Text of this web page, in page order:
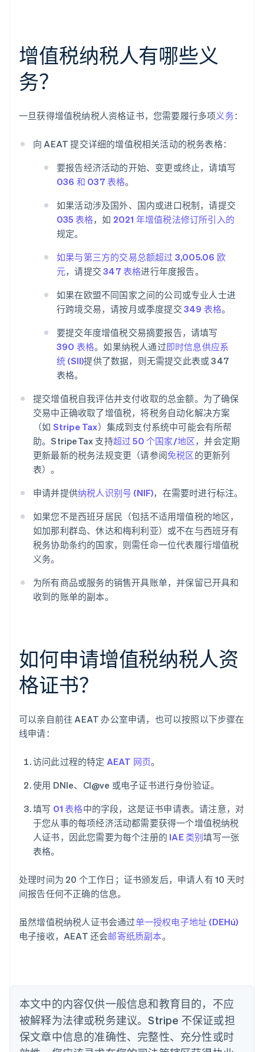
增值税纳税人有哪些义
务？
一旦获得增值税纳税人资格证书，您需要履行多项义务：
向 AEAT 提交详细的增值税相关活动的税务表格：
要报告经济活动的开始、变更或终止，请填写
036 和 037 表格。
如果活动涉及国外、国内或进口税制，请提交
035 表格，如 2021 年增值税法修订所引入的
规定。
如果与第三方的交易总额超过 3,005.06 欧
元，请提交347 表格进行年度报告。
如果在欧盟不同国家之间的公司或专业人士进
行跨境交易，请按月或季度提交 349 表格。
要提交年度增值税交易摘要报告，请填写
390 表格。如果纳税人通过即时信息供应系
统 (SII)提供了数据，则无需提交此表或 347
表格。
提交增值税自我评估并支付收取的总金额。为了确保
交易中正确收取了增值税，将税务自动化解决方案
（如 Stripe Tax）集成到支付系统中可能会有所帮
助。StripeTax 支持超过 50 个国家/地区，并会定期
更新最新的税务法规变更（请参阅免税区的更新列
表）。
申请并提供纳税人识别号 (NIF)，在需要时进行标注。
如果您不是西班牙居民（包括不适用增值税的地区，
如加那利群岛、休达和梅利利亚）或不在与西班牙有
税务协助条约的国家，则需任命一位代表履行增值税
义务。
为所有商品或服务的销售开具账单，并保留已开具和
收到的账单的副本。
如何申请增值税纳税人资
格证书？
可以亲自前往 AEAT 办公室申请，也可以按照以下步骤在
线申请：
访问此过程的特定 AEAT 网页。
使用 DNIe、Cl@ve 或电子证书进行身份验证。
填写 01 表格中的字段，这是证书申请表。请注意，对
于您从事的每项经济活动都需要获得一个增值税纳税
人证书，因此您需要为每个注册的 IAE 类别填写一张
表格。
处理时间为 20 个工作日；证书颁发后，申请人有 10 天时
间报告任何不正确的信息。
虽然增值税纳税人证书会通过单一授权电子地址 (DEHú)
电子接收，AEAT 还会邮寄纸质副本。
本文中的内容仅供一般信息和教育目的，不应
被解释为法律或税务建议。Stripe 不保证或担
保文章中信息的准确性、完整性、充分性或时
阿联酋
English
爱尔兰
English
爱沙尼亚
奥地利
Deutsch English
澳大利亚
巴西
PortuguêsEnglish
English
丹麦
English
德国